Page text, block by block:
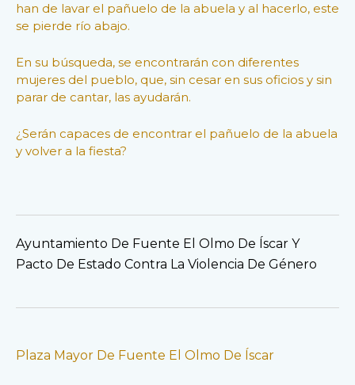
han de lavar el pañuelo de la abuela y al hacerlo, este
se pierde río abajo.
En su búsqueda, se encontrarán con diferentes
mujeres del pueblo, que, sin cesar en sus oficios y sin
parar de cantar, las ayudarán.
¿Serán capaces de encontrar el pañuelo de la abuela
y volver a la fiesta?
Ayuntamiento De Fuente El Olmo De Íscar Y
Pacto De Estado Contra La Violencia De Género
Plaza Mayor De Fuente El Olmo De Íscar